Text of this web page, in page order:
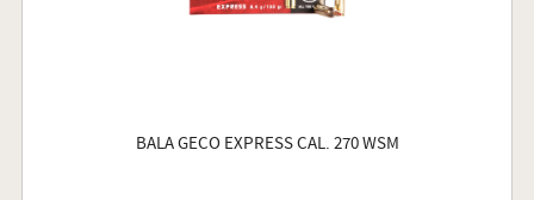
BALA GECO EXPRESS CAL. 270 WSM